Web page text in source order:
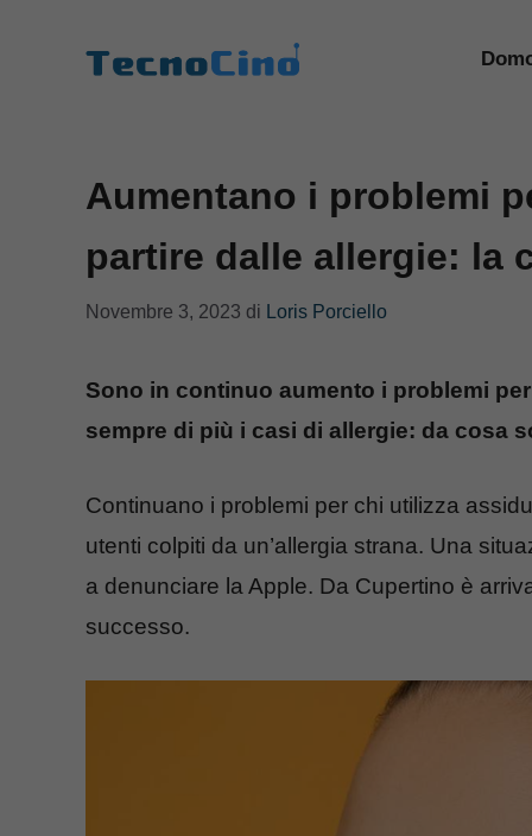
Aumentano i problemi
partire dalle allergie: la
Novembre 3, 2023 di Loris Porciello
Sono in continuo aumento i problemi
sempre di più i casi di allergie: da cosa
Continuano i problemi per chi utilizza
utenti colpiti da un’allergia strana. Una
a denunciare la Apple. Da Cupertino è
successo.